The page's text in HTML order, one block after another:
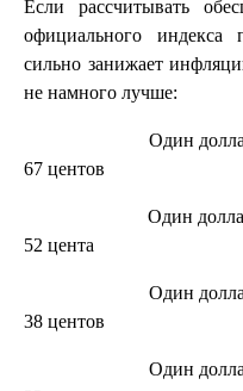
Если рассчитывать
официального индекса
сильно занижает
не намного лучше:
Один доллар США
67 центов
Один доллар США
52 цента
Один доллар США
38 центов
Один доллар США